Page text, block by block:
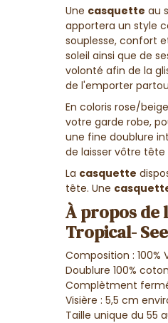
Une casquette au
apportera un style
souplesse, confort
soleil ainsi que de
volonté afin de la
de l'emporter
En coloris rose/
votre garde robe,
une fine doublure
de laisser vôtre tête
La casquette
tête. Une
À propos de
Tropical-
Composition : 100%
Doublure 100% coton
Complètment
Visière : 5,5 cm
Taille unique du 55